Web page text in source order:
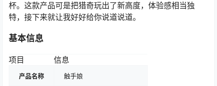
杯。这款产品可是把猎奇玩出了新高度，体验感相当独
特，接下来就让我好好给你说道说道。
基本信息
项目 信息
产品名称 触手娘